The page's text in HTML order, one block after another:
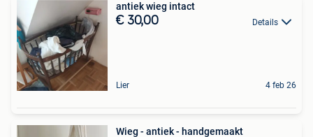
antiek wieg intact
€ 30,00 Details
Lier 4 feb 26
Wieg - antiek - handgemaakt